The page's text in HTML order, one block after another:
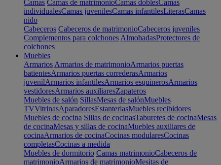
Camas Camas de matrimonioCamas doblesCamas
individualesCamas juvenilesCamas infantilesLiterasCamas
nido
Cabeceros Cabeceros de matrimonioCabeceros juveniles
Complementos para colchones AlmohadasProtectores de
colchones
Muebles
Armarios Armarios de matrimonioArmarios puertas
batientesArmarios puertas correderasArmarios
juvenilArmarios infantilesArmarios esquinerosArmarios
vestidoresArmarios auxiliaresZapateros
Muebles de salón SillasMesas de salónMuebles
TVVitrinasAparadoresEstanteriasMuebles recibidores
Muebles de cocina Sillas de cocinasTaburetes de cocinaMesas
de cocinaMesas y sillas de cocinaMuebles auxiliares de
cocinaArmarios de cocinaCocinas modularesCocinas
completasCocinas a medida
Muebles de dormitorio Camas matrimonioCabeceros de
matrimonioArmarios de matrimonioMesitas de